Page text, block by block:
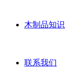
木制品知识
联系我们